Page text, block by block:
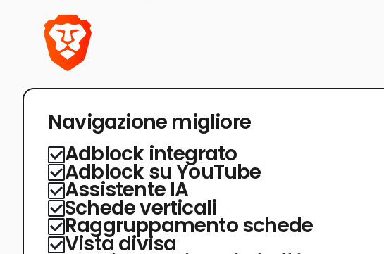
Navigazione migliore
Adblock integrato
Adblock su YouTube
Assistente IA
Schede verticali
Raggruppamento schede
Vista divisa